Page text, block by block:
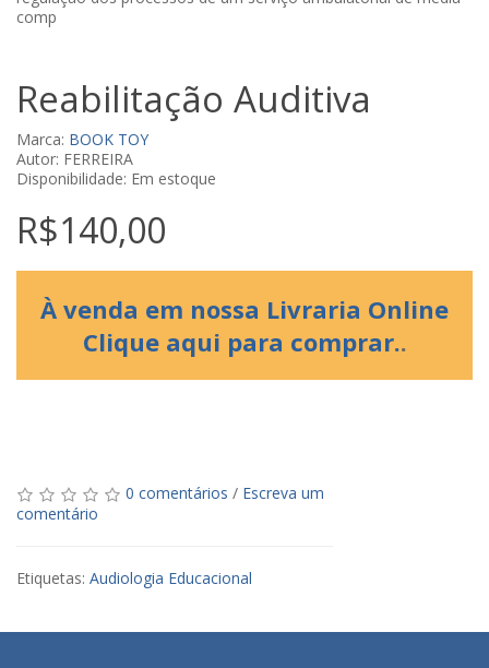
comp
Reabilitação Auditiva
Marca: BOOK TOY
Autor: FERREIRA
Disponibilidade: Em estoque
R$140,00
À venda em nossa Livraria Online
Clique aqui para comprar..
0 comentários / Escreva um
comentário
Etiquetas: Audiologia Educacional